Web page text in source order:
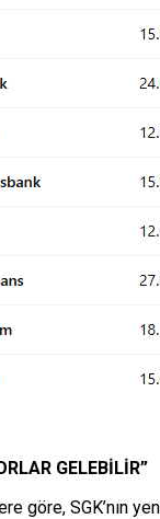
GELEBİLİR”
göre, SGK’nın